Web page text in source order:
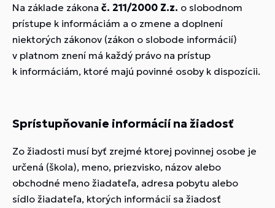
Na základe zákona č. 211/2000 Z.z. o slobodnom
prístupe k informáciám a o zmene a doplnení
niektorých zákonov (zákon o slobode informácií)
v platnom znení má každý právo na prístup
k informáciám, ktoré majú povinné osoby k dispozícii.
Sprístupňovanie informácií na žiadosť
Zo žiadosti musí byť zrejmé ktorej povinnej osobe je
určená (škola), meno, priezvisko, názov alebo
obchodné meno žiadateľa, adresa pobytu alebo
sídlo žiadateľa, ktorých informácií sa žiadosť